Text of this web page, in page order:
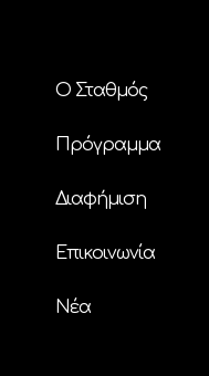
Ο Σταθμός
Πρόγραμμα
Διαφήμιση
Επικοινωνία
Nέα